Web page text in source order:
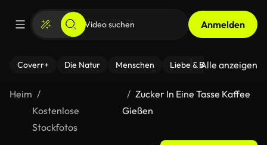
Anmelden
Coverr+ Die Natur Menschen Liebe & Beziehungen
Alle anzeigen
Heim
Kostenlose
Stockfotos
Zucker In Eine Tasse Kaffee
Gießen